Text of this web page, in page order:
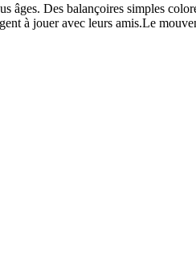
Des balançoires simples
à jouer avec leurs amis.Le